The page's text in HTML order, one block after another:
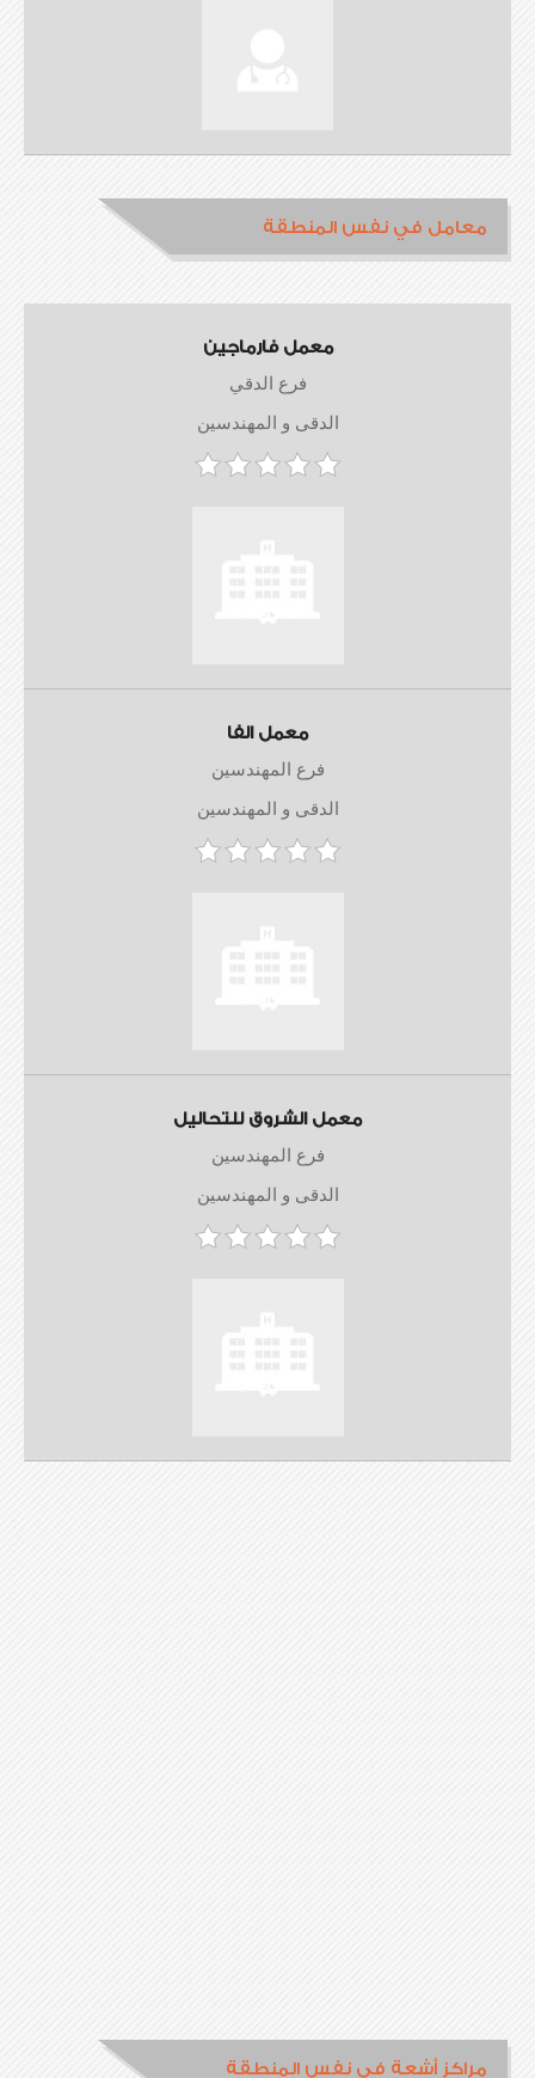
معامل في نفس المنطقة
معمل فارماجين
فرع الدقي
الدقى و المهندسين
معمل الفا
فرع المهندسين
الدقى و المهندسين
معمل الشروق للتحاليل
فرع المهندسين
الدقى و المهندسين
مراكز أشعة في نفس المنطقة